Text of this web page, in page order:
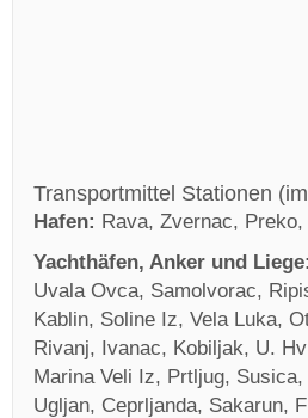
Transportmittel Stationen
Hafen: Rava, Zvernac, Preko,
Yachthäfen, Anker und Liege:
Uvala Ovca, Samolvorac,
Kablin, Soline Iz, Vela Luka,
Rivanj, Ivanac, Kobiljak, U.
Marina Veli Iz, Prtljug,
Ugljan, Ceprljanda, Sakarun,